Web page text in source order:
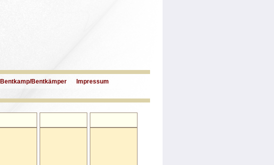
Bentkamp/Bentkämper Impressum